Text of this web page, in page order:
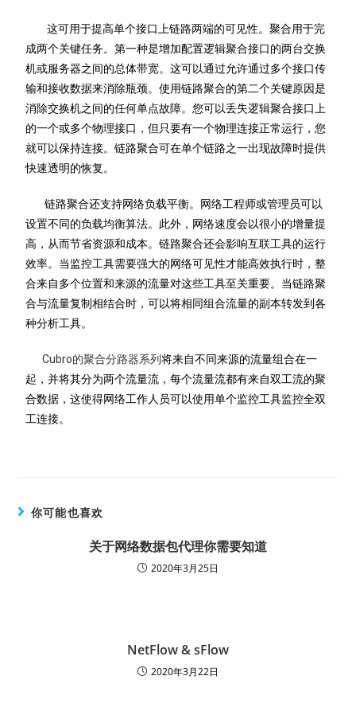
这可用于提高单个接口上链路两端的可见性。聚合用于完
成两个关键任务。第一种是增加配置逻辑聚合接口的两台交换
机或服务器之间的总体带宽。这可以通过允许通过多个接口传
输和接收数据来消除瓶颈。使用链路聚合的第二个关键原因是
消除交换机之间的任何单点故障。您可以丢失逻辑聚合接口上
的一个或多个物理接口，但只要有一个物理连接正常运行，您
就可以保持连接。链路聚合可在单个链路之一出现故障时提供
快速透明的恢复。
链路聚合还支持网络负载平衡。网络工程师或管理员可以
设置不同的负载均衡算法。此外，网络速度会以很小的增量提
高，从而节省资源和成本。链路聚合还会影响互联工具的运行
效率。当监控工具需要强大的网络可见性才能高效执行时，整
合来自多个位置和来源的流量对这些工具至关重要。当链路聚
合与流量复制相结合时，可以将相同组合流量的副本转发到各
种分析工具。
Cubro的聚合分路器系列将来自不同来源的流量组合在一
起，并将其分为两个流量流，每个流量流都有来自双工流的聚
合数据，这使得网络工作人员可以使用单个监控工具监控全双
工连接。
你可能也喜欢
关于网络数据包代理你需要知道
2020年3月25日
NetFlow & sFlow
2020年3月22日